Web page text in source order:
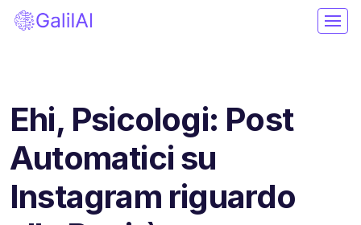
Ehi, Psicologi: Post
Automatici su
Instagram riguardo